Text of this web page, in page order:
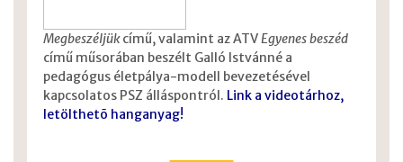
Megbeszéljükcímű, valamint az ATVEgyenes beszéd
című műsorában beszélt Galló Istvánné a
pedagógus életpálya-modell bevezetésével
kapcsolatos PSZ álláspontról. Link a videotárhoz,
letölthetõ hanganyag!